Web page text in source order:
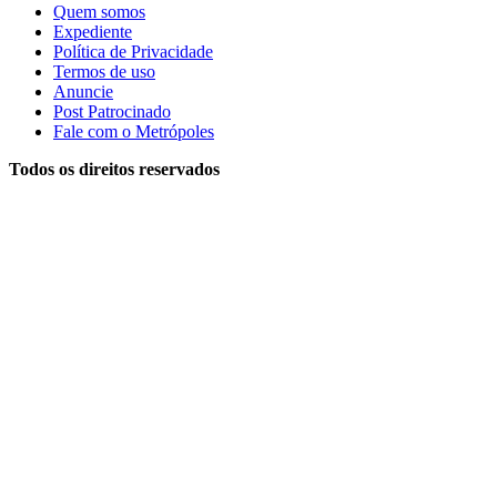
Quem somos
Expediente
Política de Privacidade
Termos de uso
Anuncie
Post Patrocinado
Fale com o Metrópoles
Todos os direitos reservados